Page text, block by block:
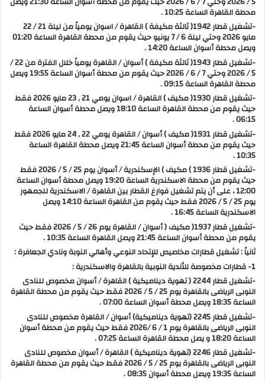
محطة القاهرة الساعة 10:25 .
-تشغيل قطار 1942( ثالثة مكيفة ) القاهرة / اسوان يومياً من ليلة 21 / 22
مايو 2026 وحتي ليلة 6 / 7 يونيو حيث يقوم من محطة القاهرة الساعة 01:20
ويصل محطة أسوان الساعة 14:20 .
-تشغيل قطار 1943( ثالثة مكيفة ) أسوان / القاهرة يومياً خلال الفترة من 22 /
5 / 2026 وحتي 7 / 6 / 2026 حيث يقوم من محطة أسوان الساعة 19:55 ويصل
محطة القاهرة الساعة 09:15 .
-تشغيل قطار 1930( مكيف ) القاهرة / اسوان يومي 21 , 23 مايو 2026 فقط
حيث يقوم من محطة القاهرة الساعة 18:10 ويصل محطة أسوان الساعة
06:15 .
-تشغيل قطار 1931( مكيف ) أسوان / القاهرة يومي 22 , 24 مايو 2026 فقط
حيث يقوم من محطة أسوان الساعة 21:45 ويصل محطة القاهرة الساعة
10:35 .
-تشغيل قطار 1936 ) مكيف ) الإسكندرية / أسوان يوم 25 / 5 / 2026 فقط
حيث يقوم من محطة الاسكندرية الساعة 19:20 ويصل محطة أسوان الساعة
12:00 ، على أن يتم تشغيل فوارغ القطار بين القاهرة / الاسكندرية للجمهور
يوم 25 / 5 / 2026 فقط حيث يقوم من القاهرة الساعة 14:10 ويصل
الاسكندرية الساعة 16:45 .
-تشغيل قطار 1937( مكيف ( أسوان / القاهرة يوم 26 / 5 / 2026 فقط حيث
يقوم من محطة أسوان الساعة 21:45 ويصل القاهرة الساعة 10:35 .
ثانياً : تشغيل قطارات مخاصيص للإتحاد النوعي وأهالي النوبة ونادي الجعافرة :
1- قطارات مخصوصة للأندية النوبية بالقاهرة والاسكندرية :
-تشغيل قطار 2244 ( تهوية ديناميكية ) القاهرة / أسوان مخصوص للنادى
النوبى الرياضى بالقاهرة يوم 25 / 5 / 2026 فقط حيث يقوم من محطة القاهرة
الساعة 18:35 ويصل محطة أسوان الساعة 07:00 .
-تشغيل قطار 2245 (تهوية ديناميكية) أسوان / القاهرة مخصوص للنادى
النوبى الرياضى بالقاهرة يوم 1 / 6 /2026 فقط حيث يقوم من محطة أسوان
الساعة 18:20 و يصل محطة القاهرة الساعة 07:25 .
-تشغيل قطار 2246 (تهوية ديناميكية ) القاهرة / أسوان مخصوص للنادى
النوبى الرياضى بالقاهرة يوم 25 / 5 / 2026 فقط حيث يقوم من محطة القاهرة
الساعة 19:35 ويصل محطة أسوان 08:35 .